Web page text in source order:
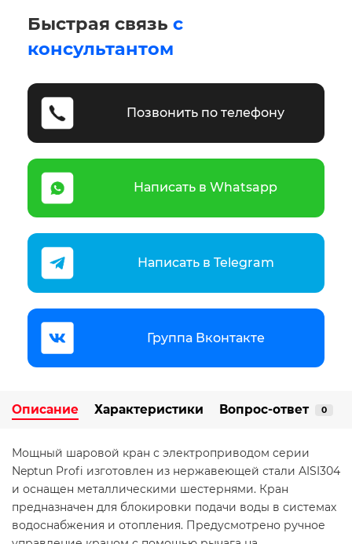
Быстрая связь с
консультантом
Позвонить по телефону
Написать в Whatsapp
Написать в Telegram
Группа Вконтакте
Описание Характеристики Вопрос-ответ 0
Мощный шаровой кран с электроприводом серии
Neptun Profi изготовлен из нержавеющей стали AISI304
и оснащен металлическими шестернями. Кран
предназначен для блокировки подачи воды в системах
водоснабжения и отопления. Предусмотрено ручное